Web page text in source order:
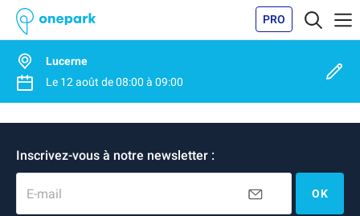
PRO
Lucerne
Le 12 août de08:00 à 09:00
Inscrivez-vous à notre newsletter :
E-mail OK